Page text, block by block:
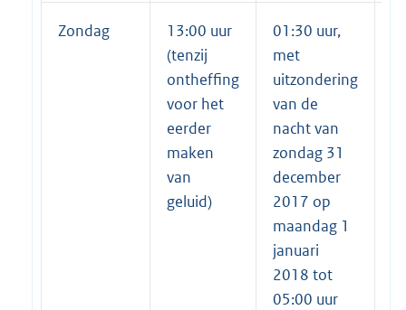
Zondag
13:00 uur
(tenzij
ontheffing
voor het
eerder
maken
van
geluid)
01:30 uur,
met
uitzondering
van de
nacht van
zondag 31
december
2017 op
maandag 1
januari
2018 tot
05:00 uur